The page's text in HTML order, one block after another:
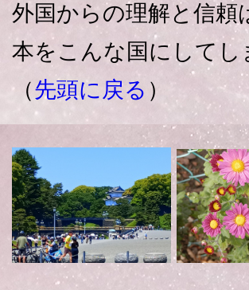
外国からの理解と信
本をこんな国にして
（先頭に戻る ）